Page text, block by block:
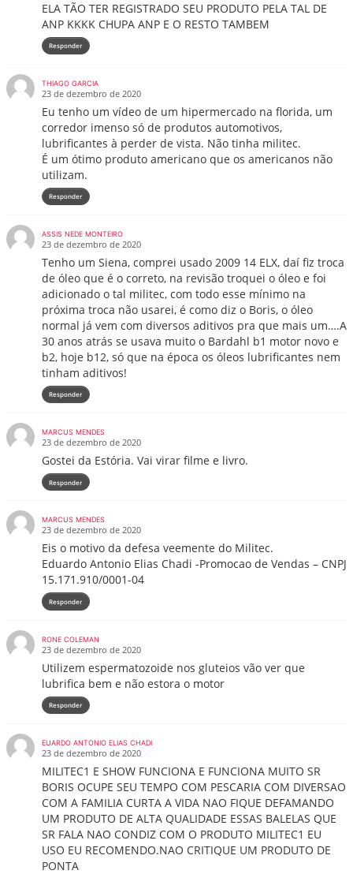
ELA TÃO TER REGISTRADO SEU PRODUTO PELA TAL DE
ANP KKKK CHUPA ANP E O RESTO TAMBEM
Responder
THIAGO GARCIA
23 de dezembro de 2020
Eu tenho um vídeo de um hipermercado na florida, um
corredor imenso só de produtos automotivos,
lubrificantes à perder de vista. Não tinha militec.
É um ótimo produto americano que os americanos não
utilizam.
Responder
ASSIS NEDE MONTEIRO
23 de dezembro de 2020
Tenho um Siena, comprei usado 2009 14 ELX, daí fiz troca
de óleo que é o correto, na revisão troquei o óleo e foi
adicionado o tal militec, com todo esse mínimo na
próxima troca não usarei, é como diz o Boris, o óleo
normal já vem com diversos aditivos pra que mais um….A
30 anos atrás se usava muito o Bardahl b1 motor novo e
b2, hoje b12, só que na época os óleos lubrificantes nem
tinham aditivos!
Responder
MARCUS MENDES
23 de dezembro de 2020
Gostei da Estória. Vai virar filme e livro.
Responder
MARCUS MENDES
23 de dezembro de 2020
Eis o motivo da defesa veemente do Militec.
Eduardo Antonio Elias Chadi -Promocao de Vendas – CNPJ
15.171.910/0001-04
Responder
RONE COLEMAN
23 de dezembro de 2020
Utilizem espermatozoide nos gluteios vão ver que
lubrifica bem e não estora o motor
Responder
EUARDO ANTONIO ELIAS CHADI
23 de dezembro de 2020
MILITEC1 E SHOW FUNCIONA E FUNCIONA MUITO SR
BORIS OCUPE SEU TEMPO COM PESCARIA COM DIVERSAO
COM A FAMILIA CURTA A VIDA NAO FIQUE DEFAMANDO
UM PRODUTO DE ALTA QUALIDADE ESSAS BALELAS QUE
SR FALA NAO CONDIZ COM O PRODUTO MILITEC1 EU
USO EU RECOMENDO.NAO CRITIQUE UM PRODUTO DE
PONTA